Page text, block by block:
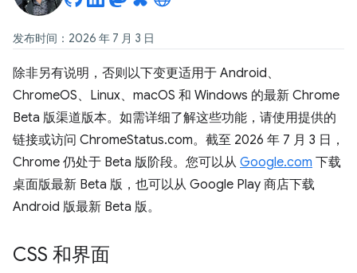
发布时间：2026 年 7 月 3 日
除非另有说明，否则以下变更适用于 Android、
ChromeOS、Linux、macOS 和 Windows 的最新 Chrome
Beta 版渠道版本。如需详细了解这些功能，请使用提供的
链接或访问 ChromeStatus.com。截至 2026 年 7 月 3 日，
Chrome 仍处于 Beta 版阶段。您可以从 Google.com 下载
桌面版最新 Beta 版，也可以从 Google Play 商店下载
Android 版最新 Beta 版。
CSS 和界面